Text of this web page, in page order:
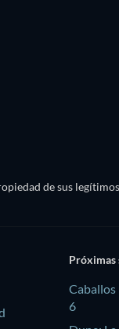
de sus
Próximas
Caballos
6